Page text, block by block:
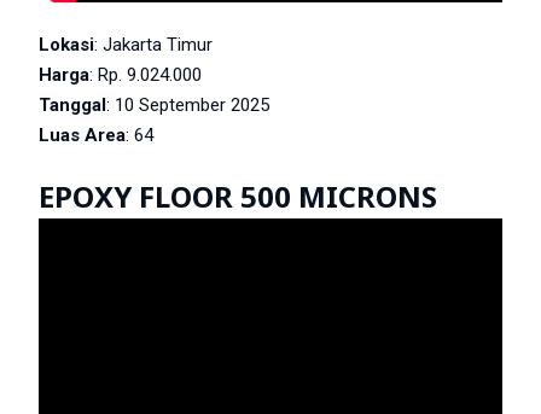
Lokasi: Jakarta Timur
Harga: Rp. 9.024.000
Tanggal : 10 September 2025
Luas Area: 64
EPOXY FLOOR 500 MICRONS